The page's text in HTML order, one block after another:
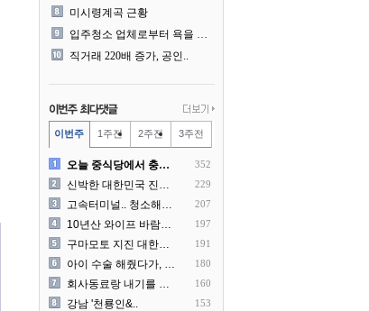
미시령계곡 근황
입주청소 업체로부터 욕을 먹..
직거래 220배 증가, 공인..
이번주 1주전 2주전 3주전
오늘 중식당에서 충격 목격담 352
신박한 대한민국 진상 근황 229
고속터미널.. 청소해주시는.. 207
10년산 와이프 바람나서 이.. 197
구마모토 지진 대한항공 생수.. 191
아이 수술 해줬다가, 부모에.. 180
회사동료랑 내기를 했습니다 160
강남 '천룡인&.. 153